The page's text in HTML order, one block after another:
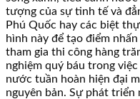
tượng của sự tinh tế và
Phú Quốc hay các biệt
hình này để tạo điểm
tham gia thi công hàng
nghiệm quý báu trong
nước tuần hoàn hiện đại
nguyên bản. Sự phát